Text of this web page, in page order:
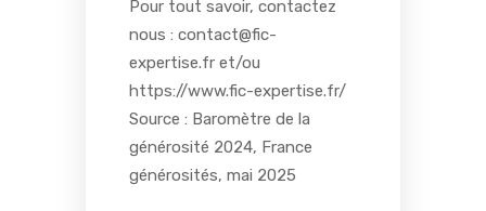
Pour tout savoir, contactez
nous : contact@fic-
expertise.fr et/ou
https://www.fic-expertise.fr/
Source : Baromètre de la
générosité 2024, France
générosités, mai 2025